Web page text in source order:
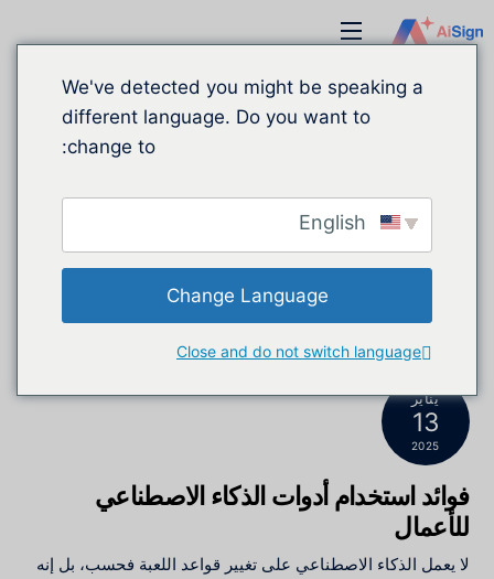
إلى
قائمة
طعام
يناير
13
2025
فوائد استخدام أدوات الذكاء الاصطناعي
للأعمال
لا يعمل الذكاء الاصطناعي على تغيير قواعد اللعبة فحسب، بل إنه
We've detected you might be speaking a
different language. Do you want to
change to:
Change Language
Close and do not switch language